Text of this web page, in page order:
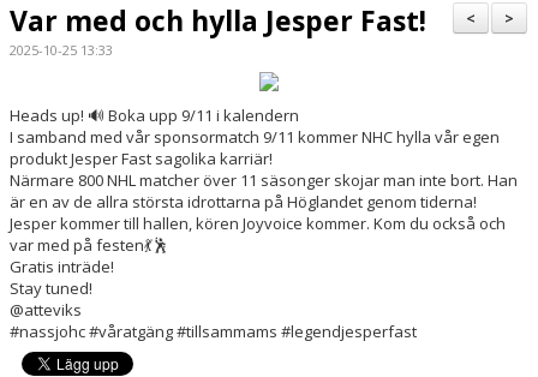
MEDLEMSKAP
HOCKEYGYMNASIET
DOKUMENT
MINA SIDOR
>
<
Var med och hylla Jesper Fast!
2025-10-25 13:33
Heads up! 🔊 Boka upp 9/11 i kalendern
I samband med vår sponsormatch 9/11 kommer NHC hylla vår egen
produkt Jesper Fast sagolika karriär!
Närmare 800 NHL matcher över 11 säsonger skojar man inte bort. Han
är en av de allra största idrottarna på Höglandet genom tiderna!
Jesper kommer till hallen, kören Joyvoice kommer. Kom du också och
var med på festen💃🕺
Gratis inträde!
Stay tuned!
@atteviks
#nassjohc #våratgäng #tillsammams #legendjesperfast